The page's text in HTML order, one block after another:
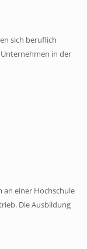
sich beruflich
in der
an einer Hochschule
Die Ausbildung